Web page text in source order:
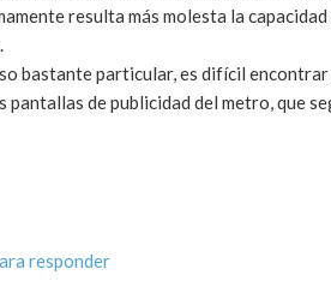
resulta más molesta la
bastante particular, es difícil
pantallas de publicidad del metro, que
responder